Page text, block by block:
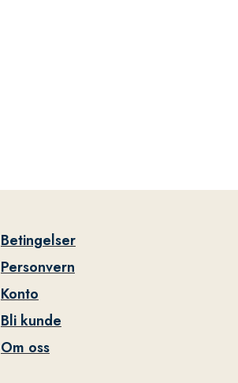
Betingelser
Personvern
Konto
Bli kunde
Om oss